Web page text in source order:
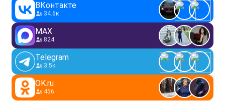
ВКонтакте
34.6к
MAX
824
Telegram
3.5к
OK.ru
456